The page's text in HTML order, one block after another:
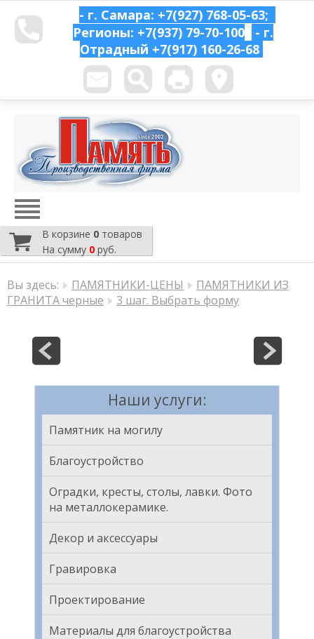
- г. Самара: +7(927) 768-05-63;
Регионы: +7(937) 79-70-100
- г.
Отрадный +7(917) 160-26-68
В корзине 0 товаров
На сумму 0 руб.
Вы здесь: ПАМЯТНИКИ-ЦЕНЫ
ПАМЯТНИКИ ИЗ
ГРАНИТА черные
3 шаг. Выбрать форму
Наши услуги:
Памятник на могилу
Благоустройство
Оградки, кресты, столы, лавки. Фото
на металлокерамике.
Декор и аксессуары
Гравировка
Проектирование
Материалы для благоустройства